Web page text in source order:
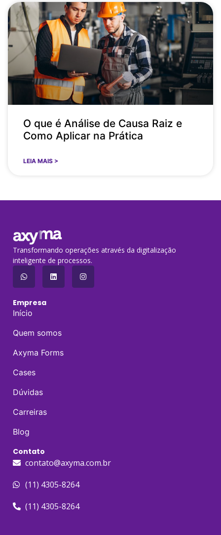
O que é Análise de Causa Raiz e
Como Aplicar na Prática
LEIA MAIS >
Transformando operações através da digitalização
inteligente de processos.
Empresa
Início
Quem somos
Axyma Forms
Cases
Dúvidas
Carreiras
Blog
Contato
contato@axyma.com.br
(11) 4305-8264
(11) 4305-8264